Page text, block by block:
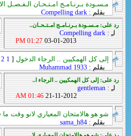
مـسـودة بـرنـامـج امـتـحـان الـفـصـل
بقلم :Compelling dark
رد على: مـسـودة بـرنـامـج امـتـحـان..
لـِ :Compelling dark
03-01-2013
01:27 PM
إلى كل الهمكيين .. الرجاء الدخول [
1
2
بقلم :Muhammad 1933
رد على: إلى كل الهمكيين .. الرجاء ا..
لـِ :gentleman
21-11-2012
01:46 AM
شو هو هالامتحان المعياري لانو وقت
بقلم :sama_h84